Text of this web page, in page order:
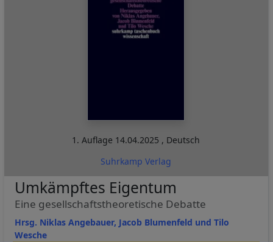
1. Auflage 14.04.2025 , Deutsch
Suhrkamp Verlag
Hrsg. Niklas Angebauer, Jacob Blumenfeld und Tilo
Wesche
Umkämpftes Eigentum
Eine gesellschaftstheoretische Debatte